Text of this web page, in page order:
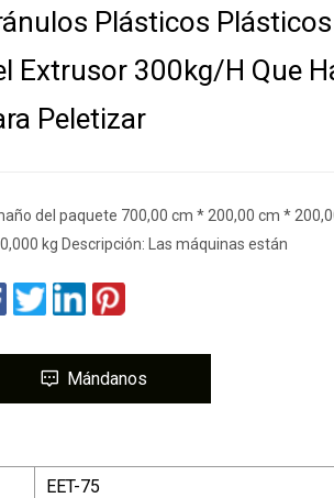
Plásticos
Extrusor 300kg/H Que
Peletizar
del paquete 700,00 cm * 200,00 cm *
kg Descripción: Las máquinas están
Mándanos
EET-75